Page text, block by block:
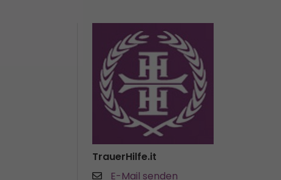
TrauerHilfe.it
E-Mail senden